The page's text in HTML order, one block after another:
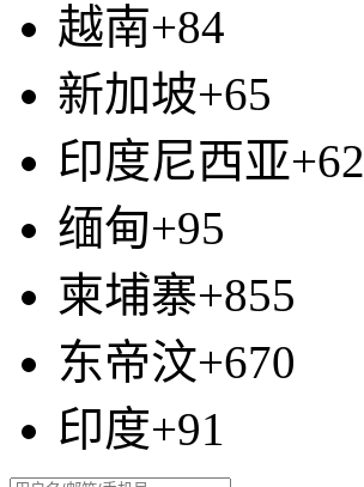
越南+84
新加坡+65
印度尼西亚+62
缅甸+95
柬埔寨+855
东帝汶+670
印度+91